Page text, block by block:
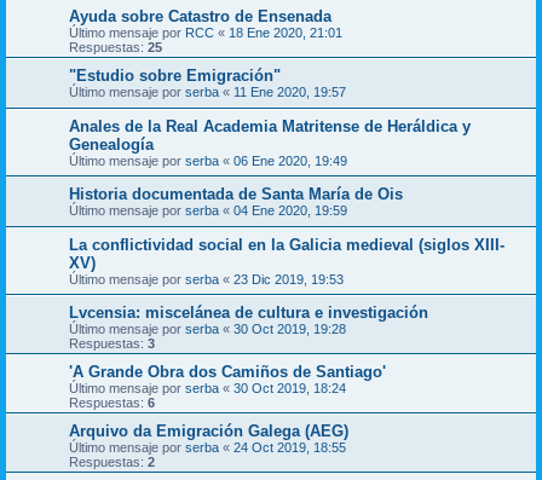
Ayuda sobre Catastro de Ensenada
Último mensaje por RCC « 18 Ene 2020, 21:01
Respuestas: 25
"Estudio sobre Emigración"
Último mensaje por serba « 11 Ene 2020, 19:57
Anales de la Real Academia Matritense de Heráldica y
Genealogía
Último mensaje por serba « 06 Ene 2020, 19:49
Historia documentada de Santa María de Ois
Último mensaje por serba « 04 Ene 2020, 19:59
La conflictividad social en la Galicia medieval (siglos XIII-
XV)
Último mensaje por serba « 23 Dic 2019, 19:53
Lvcensia: miscelánea de cultura e investigación
Último mensaje por serba « 30 Oct 2019, 19:28
Respuestas: 3
'A Grande Obra dos Camiños de Santiago'
Último mensaje por serba « 30 Oct 2019, 18:24
Respuestas: 6
Arquivo da Emigración Galega (AEG)
Último mensaje por serba « 24 Oct 2019, 18:55
Respuestas: 2